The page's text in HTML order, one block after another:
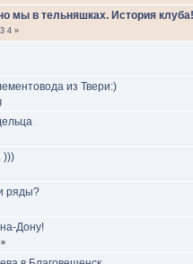
мы в тельняшках. История
3 4»
из Твери:)
)))
ряды?
Дону!